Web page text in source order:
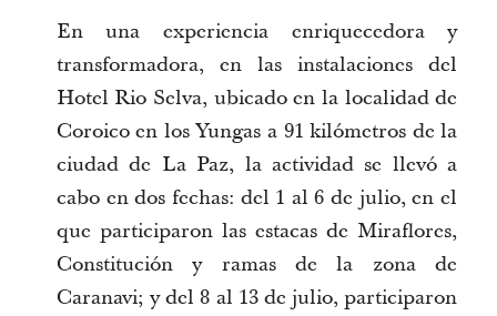
En una experiencia enriquecedora y
transformadora, en las instalaciones del
Hotel Rio Selva, ubicado en la localidad de
Coroico en los Yungas a 91 kilómetros de la
ciudad de La Paz, la actividad se llevó a
cabo en dos fechas: del 1 al 6 de julio, en el
que participaron las estacas de Miraflores,
Constitución y ramas de la zona de
Caranavi; y del 8 al 13 de julio, participaron